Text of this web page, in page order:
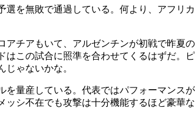
を無敗で通過している。何より、アフリ
チアもいて、アルゼンチンが初戦で昨夏
この試合に照準を合わせてくるはずだ。
ゃないかな。
量産している。代表ではパフォーマンス
シ不在でも攻撃は十分機能するほど豪華な